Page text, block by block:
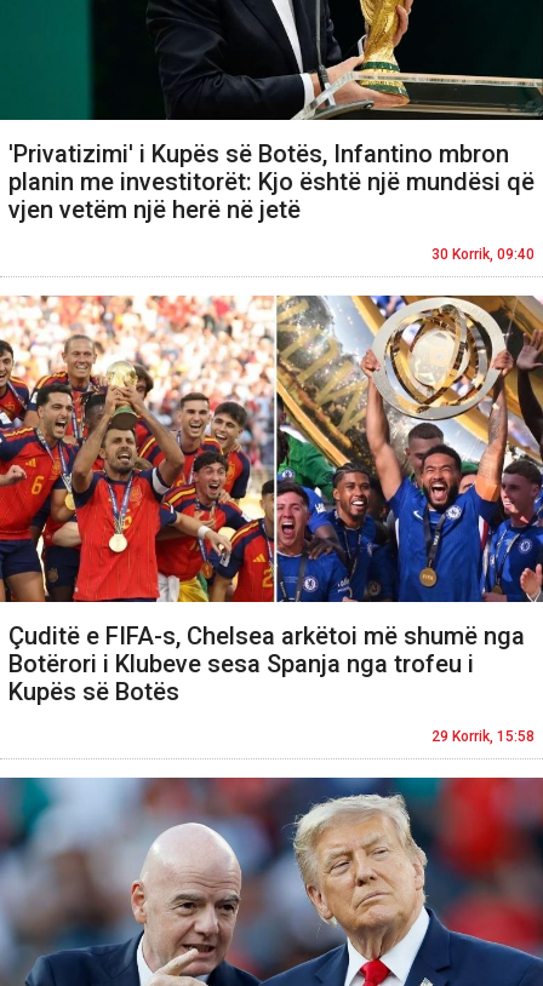
'Privatizimi' i Kupës së Botës, Infantino mbron
planin me investitorët: Kjo është një mundësi që
vjen vetëm një herë në jetë
30 Korrik, 09:40
Çuditë e FIFA-s, Chelsea arkëtoi më shumë nga
Botërori i Klubeve sesa Spanja nga trofeu i
Kupës së Botës
29 Korrik, 15:58